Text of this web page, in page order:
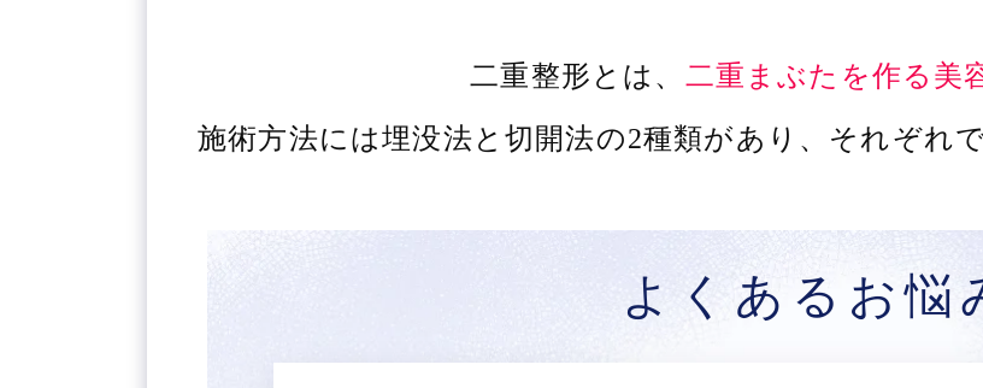
二重整形とは、 二重まぶたを作る美
施術方法には埋没法と切開法の2種類があり、 それぞれ
よくあるお悩